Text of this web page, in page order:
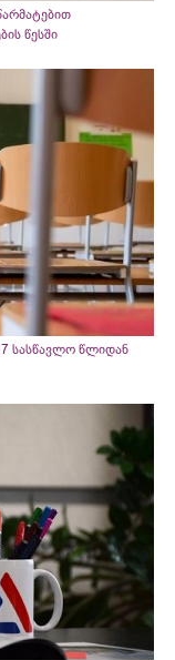
წესში
სასწავლო წლიდან